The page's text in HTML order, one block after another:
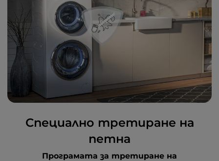
Специално третиране на
петна
Програмата за третиране на